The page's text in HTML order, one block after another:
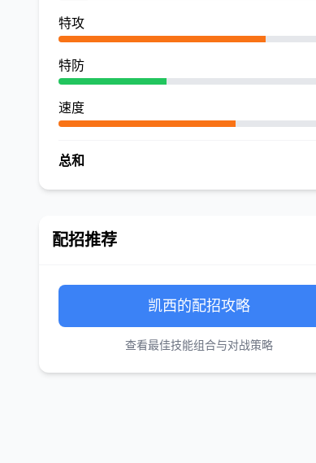
特攻
特防
速度
总和
配招推荐
凯西的配招攻略
查看最佳技能组合与对战策略